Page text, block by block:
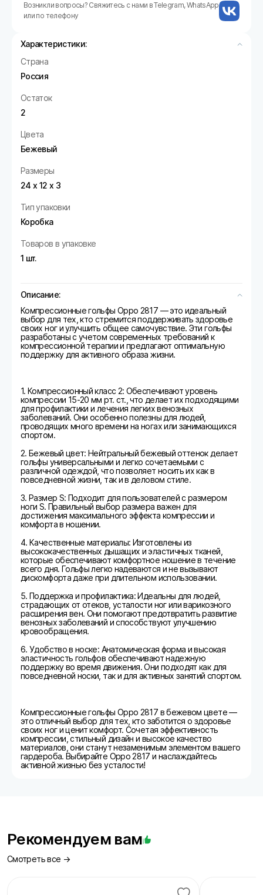
Возникли вопросы? Свяжитесь с нами в Telegram, WhatsApp
или по телефону
Характеристики:
Страна
Россия
Остаток
2
Цвета
Бежевый
Размеры
24 х 12 х 3
Тип упаковки
Коробка
Товаров в упаковке
1 шт.
Описание:
Компрессионные гольфы Oppo 2817 — это идеальный
выбор для тех, кто стремится поддерживать здоровье
своих ног и улучшить общее самочувствие. Эти гольфы
разработаны с учетом современных требований к
компрессионной терапии и предлагают оптимальную
поддержку для активного образа жизни.
1. Компрессионный класс 2: Обеспечивают уровень
компрессии 15-20 мм рт. ст., что делает их подходящими
для профилактики и лечения легких венозных
заболеваний. Они особенно полезны для людей,
проводящих много времени на ногах или занимающихся
спортом.
2. Бежевый цвет: Нейтральный бежевый оттенок делает
гольфы универсальными и легко сочетаемыми с
различной одеждой, что позволяет носить их как в
повседневной жизни, так и в деловом стиле.
3. Размер S: Подходит для пользователей с размером
ноги S. Правильный выбор размера важен для
достижения максимального эффекта компрессии и
комфорта в ношении.
4. Качественные материалы: Изготовлены из
высококачественных дышащих и эластичных тканей,
которые обеспечивают комфортное ношение в течение
всего дня. Гольфы легко надеваются и не вызывают
дискомфорта даже при длительном использовании.
5. Поддержка и профилактика: Идеальны для людей,
страдающих от отеков, усталости ног или варикозного
расширения вен. Они помогают предотвратить развитие
венозных заболеваний и способствуют улучшению
кровообращения.
6. Удобство в носке: Анатомическая форма и высокая
эластичность гольфов обеспечивают надежную
поддержку во время движения. Они подходят как для
повседневной носки, так и для активных занятий спортом.
Компрессионные гольфы Oppo 2817 в бежевом цвете —
это отличный выбор для тех, кто заботится о здоровье
своих ног и ценит комфорт. Сочетая эффективность
компрессии, стильный дизайн и высокое качество
материалов, они станут незаменимым элементом вашего
гардероба. Выбирайте Oppo 2817 и наслаждайтесь
активной жизнью без усталости!
Рекомендуем вам
Смотреть все →